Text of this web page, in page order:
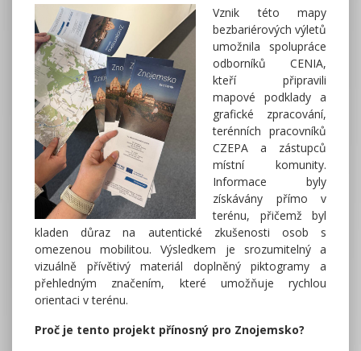
Vznik této mapy
bezbariérových výletů
umožnila spolupráce
odborníků CENIA,
kteří připravili
mapové podklady a
grafické zpracování,
terénních pracovníků
CZEPA a zástupců
místní komunity.
Informace byly
získávány přímo v
terénu, přičemž byl
kladen důraz na autentické zkušenosti osob s
omezenou mobilitou. Výsledkem je srozumitelný a
vizuálně přívětivý materiál doplněný piktogramy a
přehledným značením, které umožňuje rychlou
orientaci v terénu.
Proč je tento projekt přínosný pro Znojemsko?